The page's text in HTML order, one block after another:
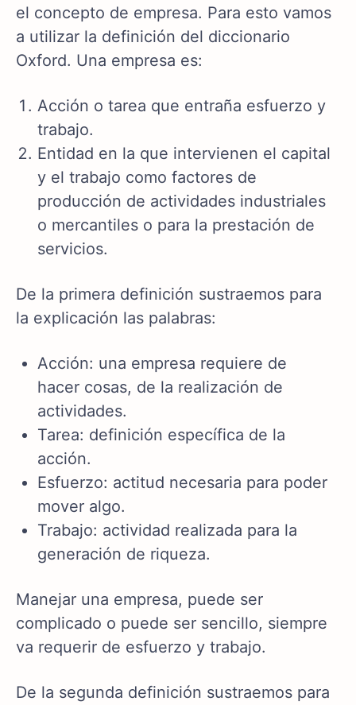
el concepto de empresa. Para esto vamos
a utilizar la definición del diccionario
Oxford. Una empresa es:
Acción o tarea que entraña esfuerzo y
trabajo.
Entidad en la que intervienen el capital
y el trabajo como factores de
producción de actividades industriales
o mercantiles o para la prestación de
servicios.
De la primera definición sustraemos para
la explicación las palabras:
Acción: una empresa requiere de
hacer cosas, de la realización de
actividades.
Tarea: definición específica de la
acción.
Esfuerzo: actitud necesaria para poder
mover algo.
Trabajo: actividad realizada para la
generación de riqueza.
Manejar una empresa, puede ser
complicado o puede ser sencillo, siempre
va requerir de esfuerzo y trabajo.
De la segunda definición sustraemos para